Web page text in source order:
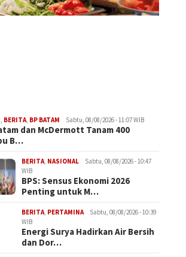
, BERITA, BP BATAM Sabtu, 08/08/2026 - 11:07 WIB
dan McDermott Tanam 400
B…
BERITA, NASIONAL
Sabtu, 08/08/2026 - 10:47
WIB
BPS: Sensus Ekonomi 2026
Penting untuk M…
BERITA, PERTAMINA
Sabtu, 08/08/2026 - 10:39
WIB
Energi Surya Hadirkan Air Bersih
dan Dor…